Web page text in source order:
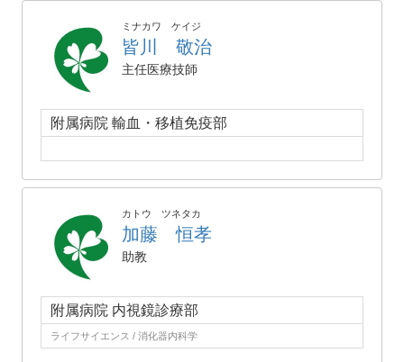
ミナカワ ケイジ
皆川 敬治
主任医療技師
附属病院 輸血・移植免疫部
カトウ ツネタカ
加藤 恒孝
助教
附属病院 内視鏡診療部
ライフサイエンス / 消化器内科学